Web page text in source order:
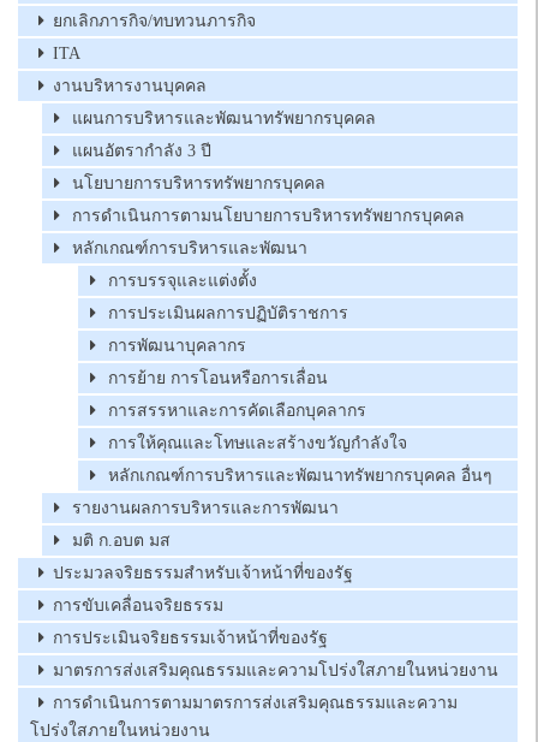
ยกเลิกภารกิจ/ทบทวนภารกิจ
ITA
งานบริหารงานบุคคล
แผนการบริหารและพัฒนาทรัพยากรบุคคล
แผนอัตรากำลัง 3 ปี
นโยบายการบริหารทรัพยากรบุคคล
การดำเนินการตามนโยบายการบริหารทรัพยากรบุคคล
หลักเกณฑ์การบริหารและพัฒนา
การบรรจุและแต่งตั้ง
การประเมินผลการปฏิบัติราชการ
การพัฒนาบุคลากร
การย้าย การโอนหรือการเลื่อน
การสรรหาและการคัดเลือกบุคลากร
การให้คุณและโทษและสร้างขวัญกำลังใจ
หลักเกณฑ์การบริหารและพัฒนาทรัพยากรบุคคล อื่นๆ
รายงานผลการบริหารและการพัฒนา
มติ ก.อบต มส
ประมวลจริยธรรมสำหรับเจ้าหน้าที่ของรัฐ
การขับเคลื่อนจริยธรรม
การประเมินจริยธรรมเจ้าหน้าที่ของรัฐ
มาตรการส่งเสริมคุณธรรมและความโปร่งใสภายในหน่วยงาน
การดำเนินการตามมาตรการส่งเสริมคุณธรรมและความ
โปร่งใสภายในหน่วยงาน